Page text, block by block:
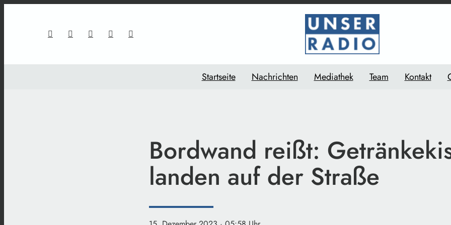
Startseite Nachrichten Mediathek Team Kontakt
Bordwand reißt:
landen auf der Straße